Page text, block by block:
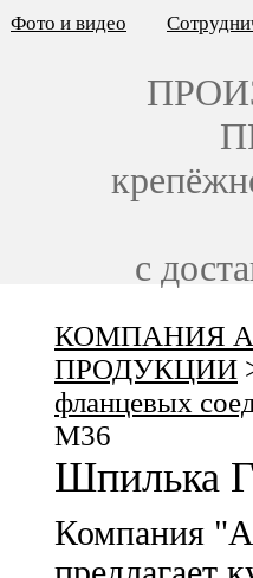
КОМПАНИЯ
ПРОДУКЦИИ
фланцевых
M36
Шпилька
Компания
Фото и видео
с